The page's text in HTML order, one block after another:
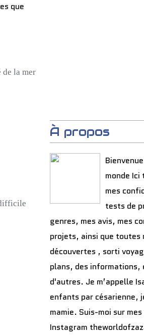
que
de la mer
À propos
monde Ici
mes
tests de
genres, mes avis, mes
projets, ainsi que toutes
découvertes , sorti
plans, des informations,
d'autres. Je m’appelle
enfants par césarienne,
mamie. Suis-moi sur
Instagram